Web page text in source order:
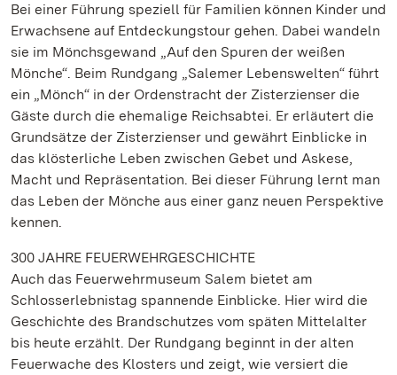
Bei einer Führung speziell für Familien können Kinder und
Erwachsene auf Entdeckungstour gehen. Dabei wandeln
sie im Mönchsgewand „Auf den Spuren der weißen
Mönche“. Beim Rundgang „Salemer Lebenswelten“ führt
ein „Mönch“ in der Ordenstracht der Zisterzienser die
Gäste durch die ehemalige Reichsabtei. Er erläutert die
Grundsätze der Zisterzienser und gewährt Einblicke in
das klösterliche Leben zwischen Gebet und Askese,
Macht und Repräsentation. Bei dieser Führung lernt man
das Leben der Mönche aus einer ganz neuen Perspektive
kennen.
300 JAHRE FEUERWEHRGESCHICHTE
Auch das Feuerwehrmuseum Salem bietet am
Schlosserlebnistag spannende Einblicke. Hier wird die
Geschichte des Brandschutzes vom späten Mittelalter
bis heute erzählt. Der Rundgang beginnt in der alten
Feuerwache des Klosters und zeigt, wie versiert die